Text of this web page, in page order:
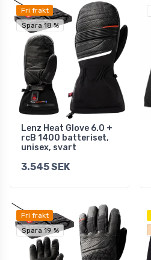
Fri frakt
Spara 18 %
Lenz Heat Glove 6.0 +
rcB 1400 batteriset,
unisex, svart
3.545 SEK
Fri frakt
Spara 19 %